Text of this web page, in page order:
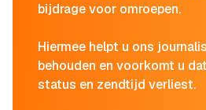
bijdrage voor omroepen.
Hiermee helpt u ons
behouden en voorkomt u
status en zendtijd verliest.